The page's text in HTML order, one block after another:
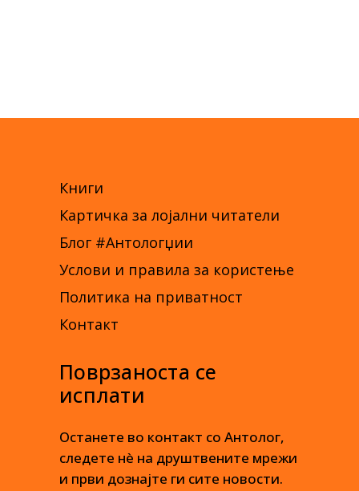
Книги
Картичка за лојални читатели
Блог #Антологџии
Услови и правила за користење
Политика на приватност
Контакт
Поврзаноста се
исплати
Останете во контакт со Антолог,
следете нè на друштвените мрежи
и први дознајте ги сите новости.